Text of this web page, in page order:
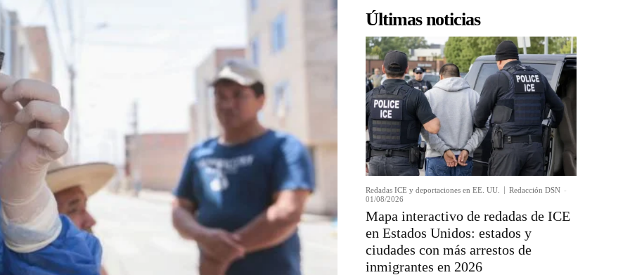
Últimas noticias
Redadas ICE y deportaciones en EE. UU. Redacción DSN -
01/08/2026
Mapa interactivo de redadas de ICE
en Estados Unidos: estados y
ciudades con más arrestos de
inmigrantes en 2026